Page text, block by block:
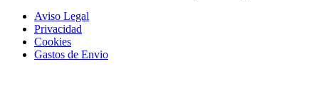
Aviso Legal
Privacidad
Cookies
Gastos de Envio